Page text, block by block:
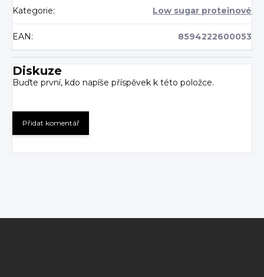
Kategorie: Low sugar proteinové
EAN: 8594222600053
Diskuze
Buďte první, kdo napíše příspěvek k této položce.
Přidat komentář